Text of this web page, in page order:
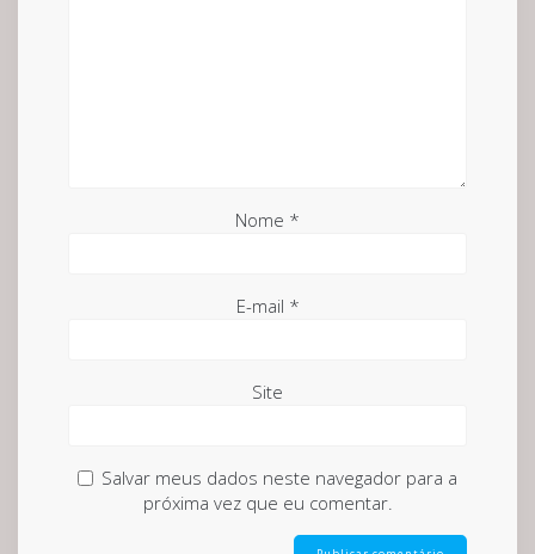
Nome *
E-mail *
Site
Salvar meus dados neste navegador para a
próxima vez que eu comentar.